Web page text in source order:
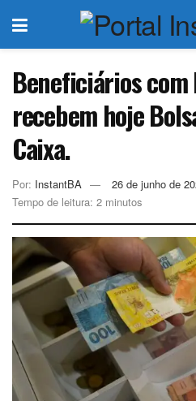
Beneficiários com
recebem hoje
Caixa.
Por: InstantBA
26 de junho de
Tempo de leitura: 2 minutos